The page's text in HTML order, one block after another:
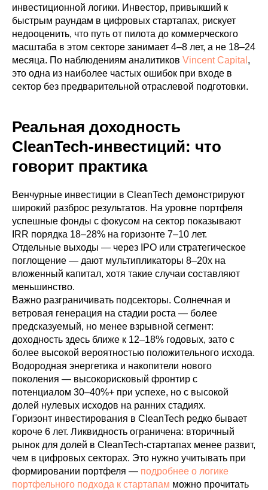
инвестиционной логики. Инвестор, привыкший к
быстрым раундам в цифровых стартапах, рискует
недооценить, что путь от пилота до коммерческого
масштаба в этом секторе занимает 4–8 лет, а не 18–24
месяца. По наблюдениям аналитиков Vincent Capital ,
это одна из наиболее частых ошибок при входе в
сектор без предварительной отраслевой подготовки.
Реальная доходность
CleanTech-инвестиций: что
говорит практика
Венчурные инвестиции в CleanTech демонстрируют
широкий разброс результатов. На уровне портфеля
успешные фонды с фокусом на сектор показывают
IRR порядка 18–28% на горизонте 7–10 лет.
Отдельные выходы — через IPO или стратегическое
поглощение — дают мультипликаторы 8–20x на
вложенный капитал, хотя такие случаи составляют
меньшинство.
Важно разграничивать подсекторы. Солнечная и
ветровая генерация на стадии роста — более
предсказуемый, но менее взрывной сегмент:
доходность здесь ближе к 12–18% годовых, зато с
более высокой вероятностью положительного исхода.
Водородная энергетика и накопители нового
поколения — высокорисковый фронтир с
потенциалом 30–40%+ при успехе, но с высокой
долей нулевых исходов на ранних стадиях.
Горизонт инвестирования в CleanTech редко бывает
короче 6 лет. Ликвидность ограничена: вторичный
рынок для долей в CleanTech-стартапах менее развит,
чем в цифровых секторах. Это нужно учитывать при
формировании портфеля — подробнее о логике
портфельного подхода к стартапам можно прочитать